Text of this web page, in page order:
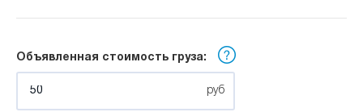
Ширина:
Объявленная стоимость груза:
руб